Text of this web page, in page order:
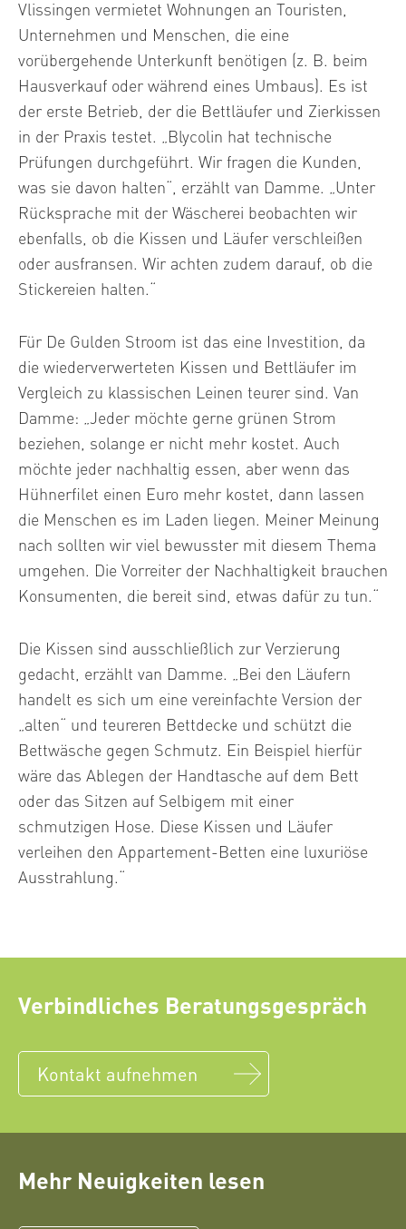
Vlissingen vermietet Wohnungen an Touristen,
Unternehmen und Menschen, die eine
vorübergehende Unterkunft benötigen (z. B. beim
Hausverkauf oder während eines Umbaus). Es ist
der erste Betrieb, der die Bettläufer und Zierkissen
in der Praxis testet. „Blycolin hat technische
Prüfungen durchgeführt. Wir fragen die Kunden,
was sie davon halten“, erzählt van Damme. „Unter
Rücksprache mit der Wäscherei beobachten wir
ebenfalls, ob die Kissen und Läufer verschleißen
oder ausfransen. Wir achten zudem darauf, ob die
Stickereien halten.“
Für De Gulden Stroom ist das eine Investition, da
die wiederverwerteten Kissen und Bettläufer im
Vergleich zu klassischen Leinen teurer sind. Van
Damme: „Jeder möchte gerne grünen Strom
beziehen, solange er nicht mehr kostet. Auch
möchte jeder nachhaltig essen, aber wenn das
Hühnerfilet einen Euro mehr kostet, dann lassen
die Menschen es im Laden liegen. Meiner Meinung
nach sollten wir viel bewusster mit diesem Thema
umgehen. Die Vorreiter der Nachhaltigkeit brauchen
Konsumenten, die bereit sind, etwas dafür zu tun.“
Die Kissen sind ausschließlich zur Verzierung
gedacht, erzählt van Damme. „Bei den Läufern
handelt es sich um eine vereinfachte Version der
„alten“ und teureren Bettdecke und schützt die
Bettwäsche gegen Schmutz. Ein Beispiel hierfür
wäre das Ablegen der Handtasche auf dem Bett
oder das Sitzen auf Selbigem mit einer
schmutzigen Hose. Diese Kissen und Läufer
verleihen den Appartement-Betten eine luxuriöse
Ausstrahlung.“
Verbindliches Beratungsgespräch
Kontakt aufnehmen
Mehr Neuigkeiten lesen